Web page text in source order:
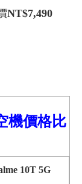
NT$7,490
機價格比
10T 5G